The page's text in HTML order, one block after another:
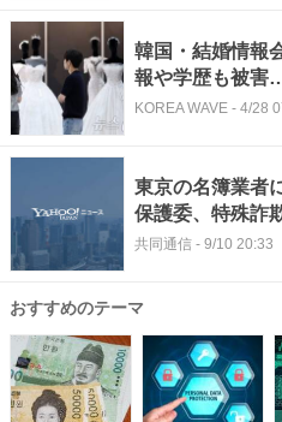
韓国・結婚情報
報や学歴も被害
KOREA WAVE - 4/28
東京の名簿業者
保護委、特殊詐
共同通信 - 9/10 20:33
おすすめのテーマ